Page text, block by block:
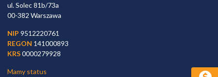
ul. Solec 81b/73a
00-382 Warszawa
NIP 9512220761
REGON 141000893
KRS0000279928
Mamy status